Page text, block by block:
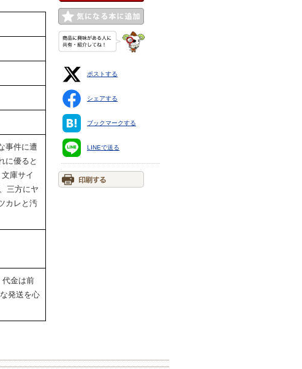
事件に遭
に優ると
庫サイ
三方にヤ
カレと汚
金は前
発送を心
ポストする
シェアする
ブックマークする
LINEで送る